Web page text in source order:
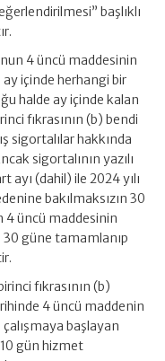
başlıklı
4 üncü maddesinin
ay içinde herhangi bir
halde ay içinde kalan
fıkrasının (b) bendi
sigortalılar hakkında
sigortalının yazılı
ayı (dahil) ile 2024 yılı
bakılmaksızın 30
4 üncü maddesinin
30 güne tamamlanıp
fıkrasının (b)
4 üncü maddenin
çalışmaya başlayan
gün hizmet